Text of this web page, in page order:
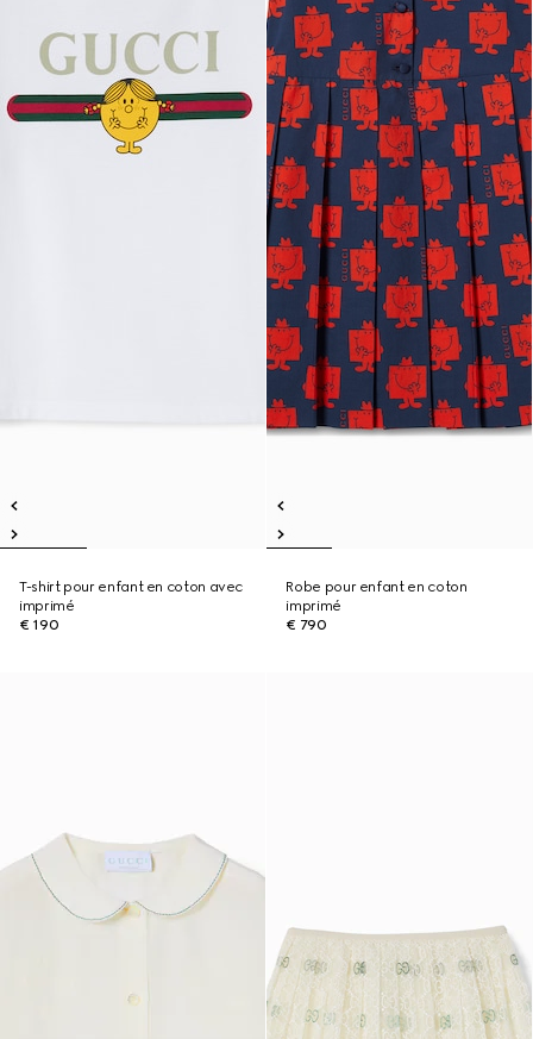
T-shirt pour enfant en coton avec
imprimé
€ 190
Robe pour enfant en coton
imprimé
€ 790